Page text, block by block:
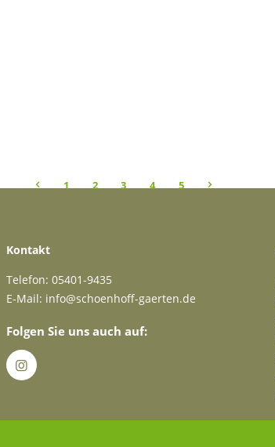
<
PAGE
1 PAGE
2 PAGE
3 PAGE
4 PAGE
5
Kontakt
Telefon: 05401-9435
E-Mail: info@schoenhoff-gaerten.de
Folgen Sie uns auch auf: